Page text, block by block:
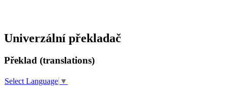
Univerzální překladač
Překlad (translations)
Select Language ▼